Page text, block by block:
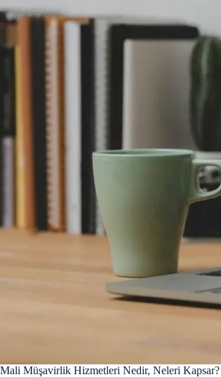
Mali Müşavirlik Hizmetleri Nedir, Neleri Kapsar?